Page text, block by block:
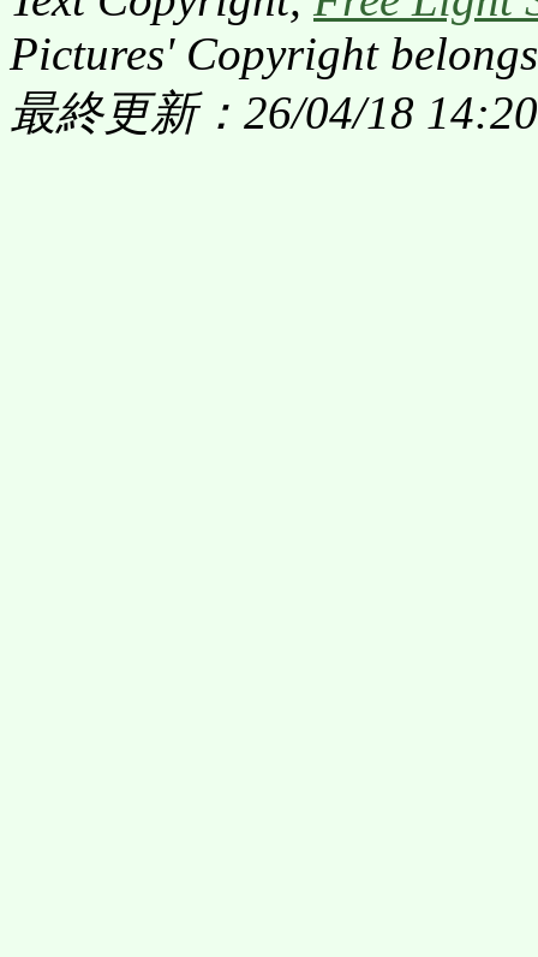
Pictures' Copyright
最終更新：26/04/18 14:20